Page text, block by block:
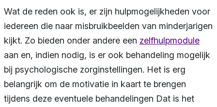
Wat de reden ook is, er zijn hulpmogelijkheden voor
iedereen die naar misbruikbeelden van minderjarigen
kijkt. Zo bieden onder andere een zelfhulpmodule
aan en, indien nodig, is er ook behandeling mogelijk
bij psychologische zorginstellingen. Het is erg
belangrijk om de motivatie in kaart te brengen
tijdens deze eventuele behandelingen Dat is het